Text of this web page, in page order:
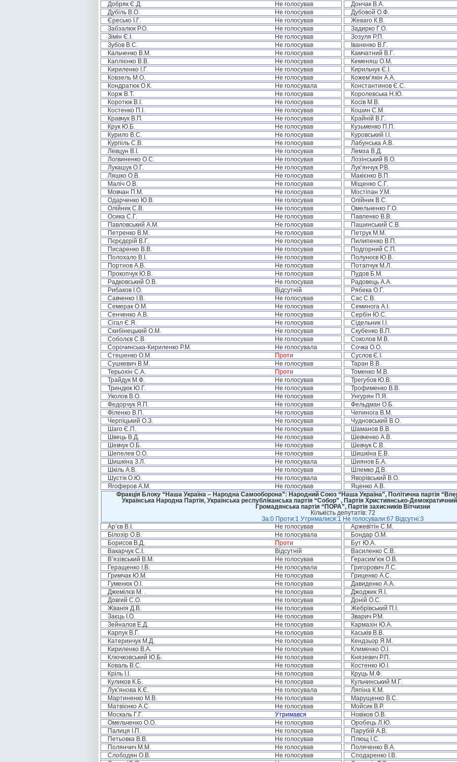
Добряк Є.Д.
Не голосував Дончак В.А.
Дубіль В.О.
Не голосував Дубовой О.Ф.
Єресько І.Г.
Не голосував Жеваго К.В.
Забзалюк Р.О.
Не голосував Задирко Г.О.
Зімін Є.І.
Не голосував Зозуля Р.П.
Зубов В.С.
Не голосував Іваненко В.Г.
Кальченко В.М.
Не голосував Камчатний В.Г.
Каплієнко В.В.
Не голосував Кеменяш О.М.
Кириленко І.Г.
Не голосував Кирильчук Є.І.
Ковзель М.О.
Не голосував Кожем’якін А.А.
Кондратюк О.К.
Не голосувала Константинов Є.С.
Корж В.Т.
Не голосував Королевська Н.Ю.
Коротюк В.І.
Не голосував Косів М.В.
Костенко П.І.
Не голосував Кошин С.М.
Кравчук В.П.
Не голосував Крайній В.Г.
Крук Ю.Б.
Не голосував Кузьменко П.П.
Курило В.С.
Не голосував Куровський І.І.
Курпіль С.В.
Не голосував Лабунська А.В.
Левцун В.І.
Не голосував Лемза В.Д.
Логвиненко О.С.
Не голосував Лозінський В.О.
Лукашук О.Г.
Не голосував Лук’янчук Р.В.
Ляшко О.В.
Не голосував Макієнко В.П.
Маліч О.В.
Не голосував Міщенко С.Г.
Мовчан П.М.
Не голосував Мостіпан У.М.
Одарченко Ю.В.
Не голосував Олійник В.С.
Олійник С.В.
Не голосував Омельченко Г.О.
Осика С.Г.
Не голосував Павленко В.В.
Павловський А.М.
Не голосував Пашинський С.В.
Петренко В.М.
Не голосував Петрук М.М.
Пєрєдєрій В.Г.
Не голосував Пилипенко В.П.
Писаренко В.В.
Не голосував Подгорний С.П.
Полохало В.І.
Не голосував Полунєєв Ю.В.
Портнов А.В.
Не голосував Потапчук М.Л.
Прокопчук Ю.В.
Не голосував Пудов Б.М.
Радковський О.В.
Не голосував Радовець А.А.
Рибаков І.О.
Відсутній Рябека О.Г.
Савченко І.В.
Не голосував Сас С.В.
Семерак О.М.
Не голосував Семинога А.І.
Сенченко А.В.
Не голосував Сербін Ю.С.
Сігал Є.Я.
Не голосував Сідельник І.І.
Скибінецький О.М.
Не голосував Скубенко В.П.
Соболєв С.В.
Не голосував Соколов М.В.
Сорочинська-Кириленко Р.М.
Не голосувала Сочка О.О.
Стешенко О.М.
Проти Суслов Є.І.
Сушкевич В.М.
Не голосував Таран В.В.
Терьохін С.А.
Проти Томенко М.В.
Трайдук М.Ф.
Не голосував Трегубов Ю.В.
Триндюк Ю.Г.
Не голосував Трофименко В.В.
Уколов В.О.
Не голосував Унгурян П.Я.
Федорчук Я.П.
Не голосував Фельдман О.Б.
Філенко В.П.
Не голосував Чепинога В.М.
Черпіцький О.З.
Не голосував Чудновський В.О.
Шаго Є.П.
Не голосував Шаманов В.В.
Швець В.Д.
Не голосував Шевченко А.В.
Шевчук О.Б.
Не голосував Шевчук С.В.
Шепелев О.О.
Не голосував Шишкіна Е.В.
Шишкіна З.Л.
Не голосувала Шиянов Б.А.
Шкіль А.В.
Не голосував Шлемко Д.В.
Шустік О.Ю.
Не голосувала Яворівський В.О.
Ягоферов А.М.
Не голосував Яценко А.В.
Фракція Блоку “Наша Україна – Народна Самооборона”: Народний Союз “Наша Україна”, Політична партія
Українська Народна Партія, Українська республіканська партія “Собор” , Партія Християнсько-
Громадянська партія “ПОРА”, Партія захисників Вітчизни
Кількість депутатів: 72
За:0 Проти:1 Утрималися:1 Не голосували:67 Відсутні:3
Ар’єв В.І.
Не голосував Аржевітін С.М.
Білозір О.В.
Не голосувала Бондар О.М.
Борисов В.Д.
Проти Бут Ю.А.
Вакарчук С.І.
Відсутній Василенко С.В.
В’язівський В.М.
Не голосував Герасим’юк О.В.
Геращенко І.В.
Не голосувала Григорович Л.С.
Гримчак Ю.М.
Не голосував Гриценко А.С.
Гуменюк О.І.
Не голосував Давиденко А.А.
Джемілєв М. .
Не голосував Джоджик Я.І.
Довгий С.О.
Не голосував Доній О.С.
Жванія Д.В.
Не голосував Жебрівський П.І.
Заєць І.О.
Не голосував Зварич Р.М.
Зейналов Е.Д.
Не голосував Кармазін Ю.А.
Карпук В.Г.
Не голосував Каськів В.В.
Катеринчук М.Д.
Не голосував Кендзьор Я.М.
Кириленко В.А.
Не голосував Клименко О.І.
Ключковський Ю.Б.
Не голосував Князевич Р.П.
Коваль В.С.
Не голосував Костенко Ю.І.
Кріль І.І.
Не голосував Круць М.Ф.
Куликов К.Б.
Не голосував Кульчинський М.Г.
Лук’янова К.Є.
Не голосувала Ляпіна К.М.
Мартиненко М.В.
Не голосував Марущенко В.С.
Матвієнко А.С.
Не голосував Мойсик В.Р.
Москаль Г.Г.
Утримався Новіков О.В.
Омельченко О.О.
Не голосував Оробець Л.Ю.
Палиця І.П.
Не голосував Парубій А.В.
Петьовка В.В.
Не голосував Плющ І.С.
Полянчич М.М.
Не голосував Поляченко В.А.
Слободян О.В.
Не голосував Сподаренко І.В.